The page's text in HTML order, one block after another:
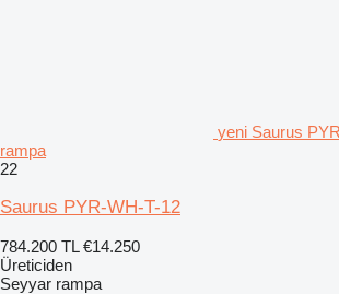
yeni Saurus
rampa
22
Saurus PYR-WH-T-12
784.200 TL €14.250
Üreticiden
Seyyar rampa